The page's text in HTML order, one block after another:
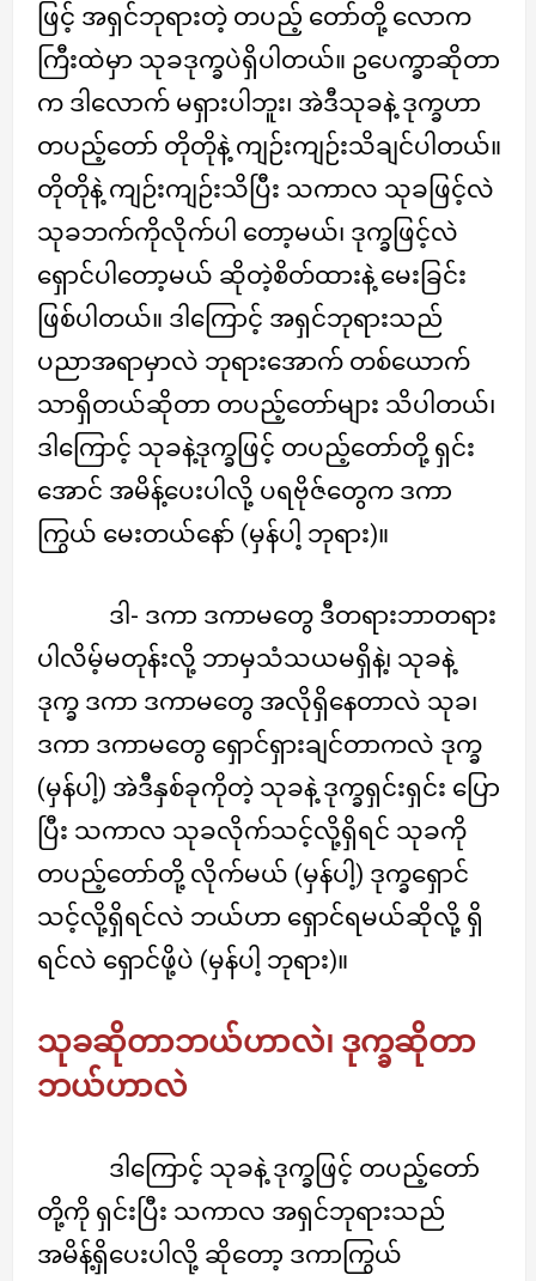
ဖြင့် အရှင်ဘုရားတဲ့ တပည့် တော်တို့ လောက
ကြီးထဲမှာ သုခဒုက္ခပဲရှိပါတယ်။ ဥပေက္ခာဆိုတာ
က ဒါလောက် မရှားပါဘူး၊ အဲဒီသုခနဲ့ ဒုက္ခဟာ
တပည့်တော် တိုတိုနဲ့ ကျဉ်းကျဉ်းသိချင်ပါတယ်။
တိုတိုနဲ့ ကျဉ်းကျဉ်းသိပြီး သကာလ သုခဖြင့်လဲ
သုခဘက်ကိုလိုက်ပါ တော့မယ်၊ ဒုက္ခဖြင့်လဲ
ရှောင်ပါတော့မယ် ဆိုတဲ့စိတ်ထားနဲ့ မေးခြင်း
ဖြစ်ပါတယ်။ ဒါကြောင့် အရှင်ဘုရားသည်
ပညာအရာမှာလဲ ဘုရားအောက် တစ်ယောက်
သာရှိတယ်ဆိုတာ တပည့်တော်များ သိပါတယ်၊
ဒါကြောင့် သုခနဲ့ဒုက္ခဖြင့် တပည့်တော်တို့ ရှင်း
အောင် အမိန့်ပေးပါလို့ ပရဗိုဇ်တွေက ဒကာ
ကြွယ် မေးတယ်နော် (မှန်ပါ့ ဘုရား)။
ဒါ- ဒကာ ဒကာမတွေ ဒီတရားဘာတရား
ပါလိမ့်မတုန်းလို့ ဘာမှသံသယမရှိနဲ့၊ သုခနဲ့
ဒုက္ခ ဒကာ ဒကာမတွေ အလိုရှိနေတာလဲ သုခ၊
ဒကာ ဒကာမတွေ ရှောင်ရှားချင်တာကလဲ ဒုက္ခ
(မှန်ပါ့) အဲဒီနှစ်ခုကိုတဲ့ သုခနဲ့ ဒုက္ခရှင်းရှင်း ပြော
ပြီး သကာလ သုခလိုက်သင့်လို့ရှိရင် သုခကို
တပည့်တော်တို့ လိုက်မယ် (မှန်ပါ့) ဒုက္ခရှောင်
သင့်လို့ရှိရင်လဲ ဘယ်ဟာ ရှောင်ရမယ်ဆိုလို့ ရှိ
ရင်လဲ ရှောင်ဖို့ပဲ (မှန်ပါ့ ဘုရား)။
သုခဆိုတာဘယ်ဟာလဲ၊ ဒုက္ခဆိုတာ
ဘယ်ဟာလဲ
ဒါကြောင့် သုခနဲ့ ဒုက္ခဖြင့် တပည့်တော်
တို့ကို ရှင်းပြီး သကာလ အရှင်ဘုရားသည်
အမိန့်ရှိပေးပါလို့ ဆိုတော့ ဒကာကြွယ်